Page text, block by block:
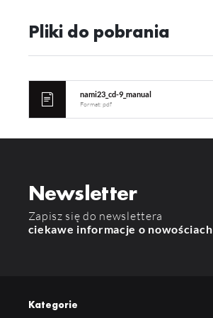
Pliki do pobrania
nami23_cd-9_manual
Format:pdf
Newsletter
Zapisz się do newslettera
ciekawe informacje o nowościach
Kategorie